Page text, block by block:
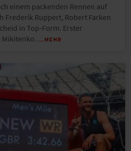
einem packenden Rennen auf
Frederik Ruppert, Robert Farken
in Top-Form. Erster
Mikitenko. …MEHR